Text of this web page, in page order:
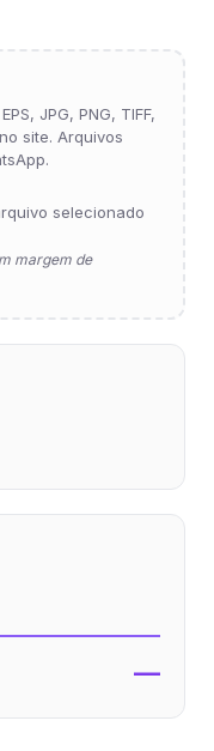
JPG, PNG, TIFF,
site. Arquivos
selecionado
margem de
—